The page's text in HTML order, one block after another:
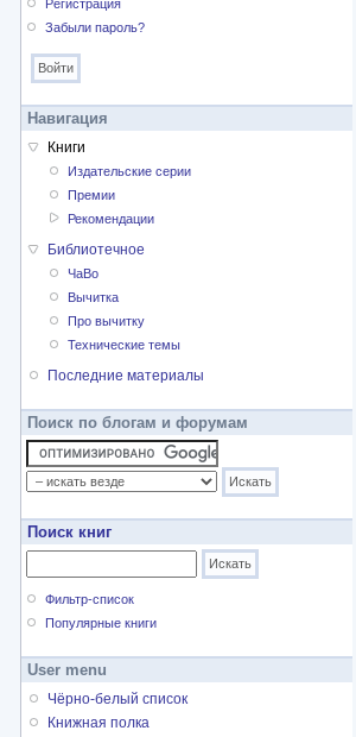
Регистрация
Забыли пароль?
Навигация
Книги
Издательские серии
Премии
Рекомендации
Библиотечное
ЧаВо
Вычитка
Про вычитку
Технические темы
Последние материалы
Поиск по блогам и форумам
Поиск книг
Фильтр-список
Популярные книги
User menu
Чёрно-белый список
Книжная полка